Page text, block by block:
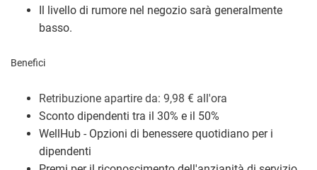
Il livello di rumore nel negozio sarà generalmente
basso.
Benefici
Retribuzione apartire da: 9,98 € all'ora
Sconto dipendenti tra il 30% e il 50%
WellHub - Opzioni di benessere quotidiano per i
dipendenti